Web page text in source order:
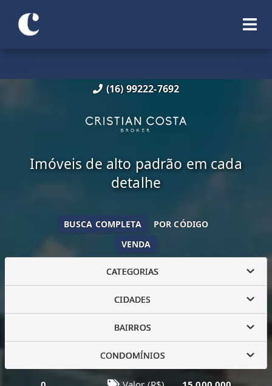
(16) 99222-7692
Imóveis de alto padrão em cada
detalhe
VENDA
BUSCA COMPLETA POR CÓDIGO
CATEGORIAS
CIDADES
BAIRROS
CONDOMÍNIOS